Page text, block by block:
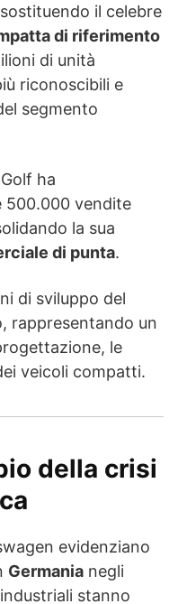
il celebre
di riferimento
di unità
riconoscibili e
segmento
ha
500.000 vendite
la sua
di punta.
di sviluppo del
rappresentando un
le
veicoli compatti.
della crisi
evidenziano
Germania negli
stanno